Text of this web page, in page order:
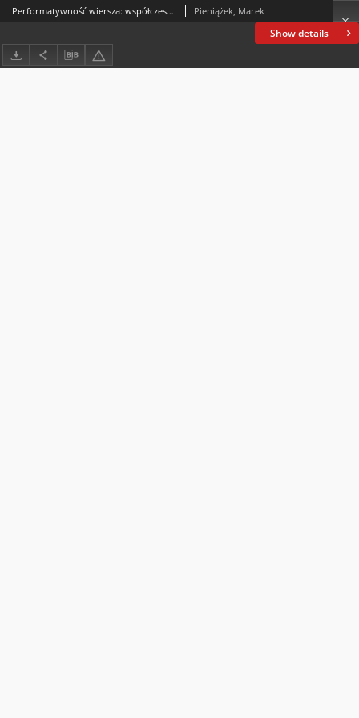
Show details
Performatywność wiersza: współczesne locus amoenus w olkuskich pejzażach Pieniążek, Marek